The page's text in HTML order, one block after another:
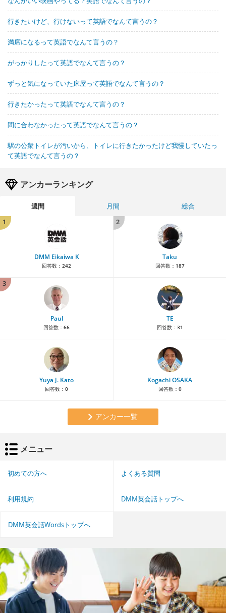
行きたいけど、行けないって英語でなんて言うの？
満席になるって英語でなんて言うの？
がっかりしたって英語でなんて言うの？
ずっと気になっていた床屋って英語でなんて言うの？
行きたかったって英語でなんて言うの？
間に合わなかったって英語でなんて言うの？
駅の公衆トイレが汚いから、トイレに行きたかったけど我慢していたっ
て英語でなんて言うの？
アンカーランキング
週間 月間
総合
1
DMM Eikaiwa K
回答数： 242
2
Taku
回答数： 187
3
Paul
回答数： 66
TE
回答数： 31
Yuya J. Kato
回答数： 0
Kogachi OSAKA
回答数： 0
アンカー一覧
メニュー
初めての方へ よくある質問
利用規約 DMM英会話トップへ
DMM英会話Wordsトップへ